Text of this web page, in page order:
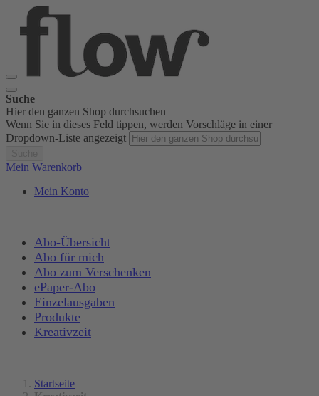
Suche
Hier den ganzen Shop durchsuchen
Wenn Sie in dieses Feld tippen, werden Vorschläge in einer
Dropdown-Liste angezeigt
Mein Warenkorb
Mein Konto
Abo-Übersicht
Abo für mich
Abo zum Verschenken
ePaper-Abo
Einzelausgaben
Produkte
Kreativzeit
Startseite